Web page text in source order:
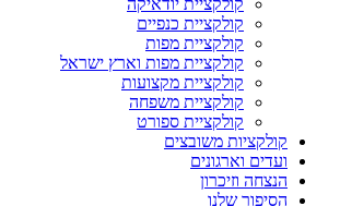
קולקציית כנפיים
קולקציית מפות
קולקציית מפות וארץ ישראל
קולקציית מקצועות
קולקציית משפחה
קולקציית ספורט
קולקציות משובצים
ועדים וארגונים
הנצחה וזיכרון
הסיפור שלנו